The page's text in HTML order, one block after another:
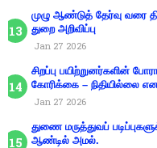
முழு ஆண்டுத் தேர்வு வரை
துறை அறிவிப்பு
Jan 27 2026
சிறப்பு பயிற்றுனர்களின்
கோரிக்கை – நிதியில்லை
Jan 27 2026
துணை மருத்துவப்
ஆண்டில் அமல்.